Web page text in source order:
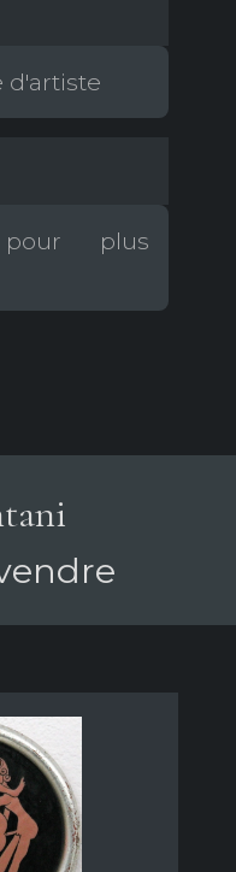
d'artiste
pour plus